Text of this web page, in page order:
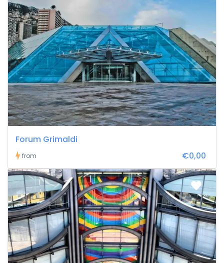
Forum Grimaldi
from €0,00